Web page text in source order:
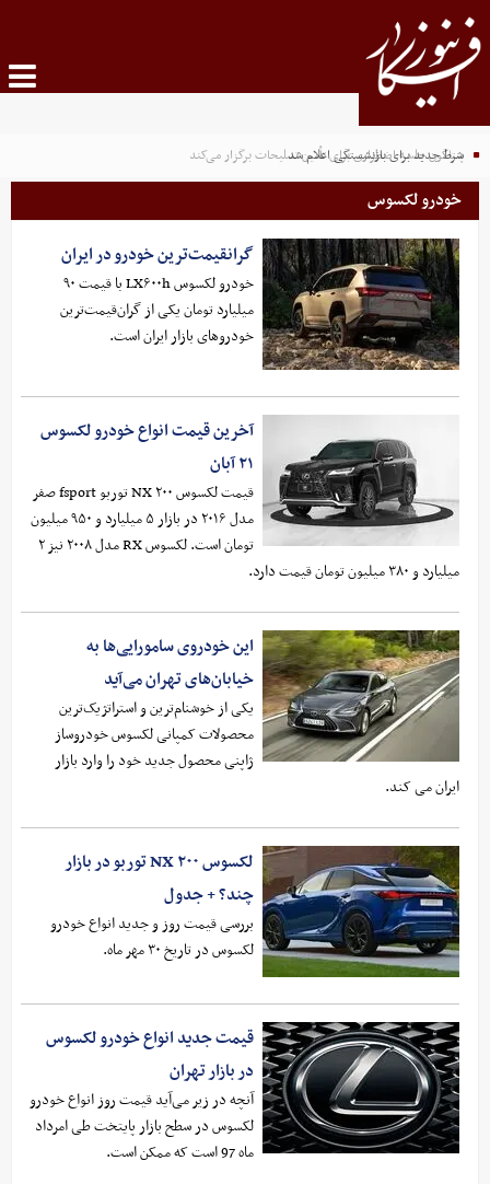
پنتاگون جلسه اضطراری برای تأمین تسلیحات برگزار می‌کند
شرط جدید برای بازنشستگی اعلام شد
خودرو لکسوس
گرانقیمت‌ترین خودرو در ایران
خودرو لکسوس LX۶۰۰h با قیمت ۹۰
میلیارد تومان یکی از گران‌قیمت‌ترین
خودروهای بازار ایران است.
آخرین قیمت انواع خودرو لکسوس
۲۱ آبان
قیمت لکسوس NX ۲۰۰ توربو fsport صفر
مدل ۲۰۱۶ در بازار ۵ میلیارد و ۹۵۰ میلیون
تومان است. لکسوس RX مدل ۲۰۰۸ نیز ۲
میلیارد و ۳۸۰ میلیون تومان قیمت دارد.
این خودروی سامورایی‌ها به
خیابان‌های تهران می‌آید
یکی از خوشنام‌ترین و استراتژیک‌ترین
محصولات کمپانی لکسوس خودروساز
ژاپنی محصول جدید خود را وارد بازار
ایران می کند.
لکسوس NX ۲۰۰ توربو در بازار
چند؟ + جدول
بررسی قیمت روز و جدید انواع خودرو
لکسوس در تاریخ ۳۰ مهر ماه.
قیمت جدید انواع خودرو لکسوس
در بازار تهران
آنچه در زیر می‌آید قیمت روز انواع خودرو
لکسوس در سطح بازار پایتخت طی امرداد
ماه 97 است که ممکن است.